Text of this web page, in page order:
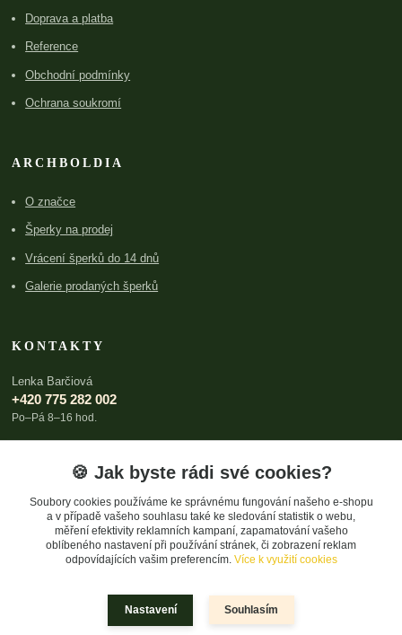
Doprava a platba
Reference
Obchodní podmínky
Ochrana soukromí
ARCHBOLDIA
O značce
Šperky na prodej
Vrácení šperků do 14 dnů
Galerie prodaných šperků
KONTAKTY
Lenka Barčiová
+420 775 282 002
Po–Pá 8–16 hod.
🍪 Jak byste rádi své cookies?
Soubory cookies používáme ke správnému fungování našeho e-shopu
a v případě vašeho souhlasu také ke sledování statistik o webu,
měření efektivity reklamních kampaní, zapamatování vašeho
oblíbeného nastavení při používání stránek, či zobrazení reklam
odpovídajících vašim preferencím. Více k využití cookies
Nastavení Souhlasím